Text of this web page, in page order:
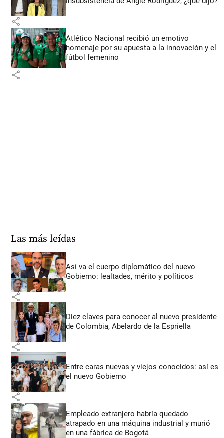
share
Atlético Nacional recibió un emotivo
homenaje por su apuesta a la innovación y el
fútbol femenino
share
Las más leídas
Así va el cuerpo diplomático del nuevo
Gobierno: lealtades, mérito y políticos
share
Diez claves para conocer al nuevo presidente
de Colombia, Abelardo de la Espriella
share
Entre caras nuevas y viejos conocidos: así es
el nuevo Gobierno
share
Empleado extranjero habría quedado
atrapado en una máquina industrial y murió
en una fábrica de Bogotá